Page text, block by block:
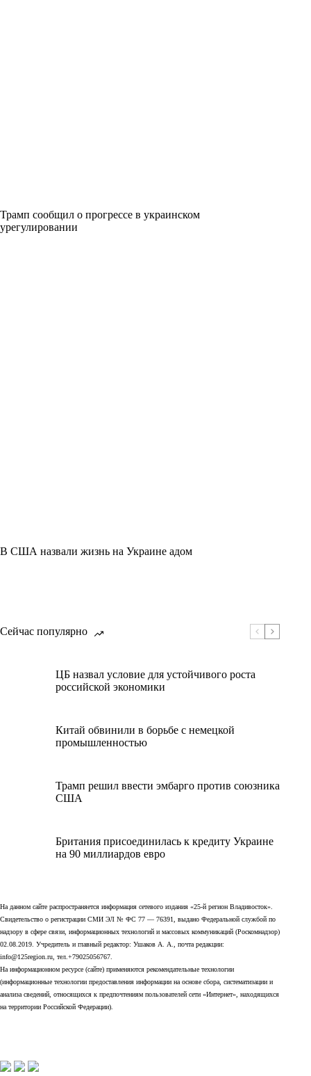
Трамп сообщил о прогрессе в украинском
урегулировании
В США назвали жизнь на Украине адом
Сейчас популярно
ЦБ назвал условие для устойчивого роста
российской экономики
Китай обвинили в борьбе с немецкой
промышленностью
Трамп решил ввести эмбарго против союзника
США
Британия присоединилась к кредиту Украине
на 90 миллиардов евро
На данном сайте распространяется информация сетевого издания «25-й регион Владивосток».
Свидетельство о регистрации СМИ ЭЛ № ФС 77 — 76391, выдано Федеральной службой по
надзору в сфере связи, информационных технологий и массовых коммуникаций (Роскомнадзор)
02.08.2019. Учредитель и главный редактор: Ушаков А. А., почта редакции:
info@125region.ru, тел.+79025056767.
На информационном ресурсе (сайте) применяются рекомендательные технологии
(информационные технологии предоставления информации на основе сбора, систематизации и
анализа сведений, относящихся к предпочтениям пользователей сети «Интернет», находящихся
на территории Российской Федерации).